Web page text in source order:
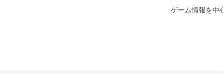
ゲーム情報を中